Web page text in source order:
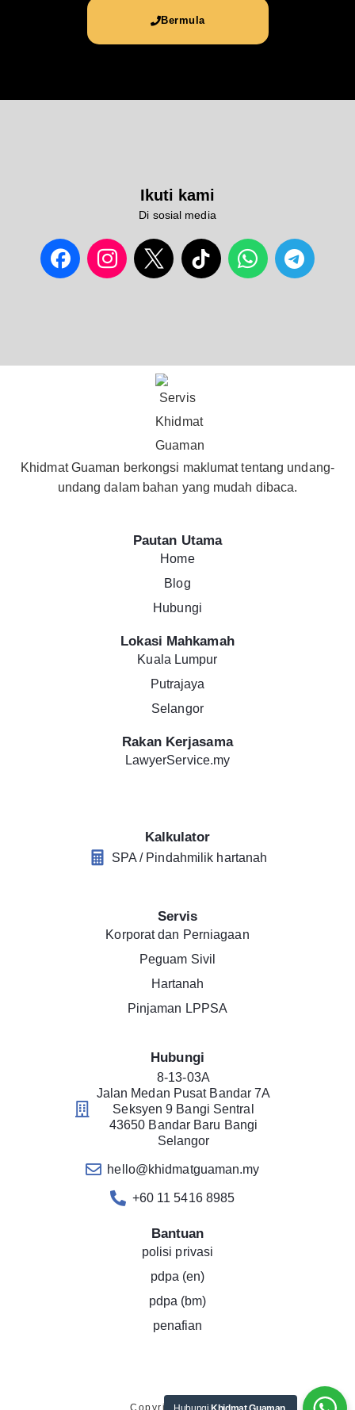
Bermula
Ikuti kami
Di sosial media
Khidmat Guaman berkongsi maklumat tentang undang-
undang dalam bahan yang mudah dibaca.
Pautan Utama
Home
Blog
Hubungi
Lokasi Mahkamah
Kuala Lumpur
Putrajaya
Selangor
Rakan Kerjasama
LawyerService.my
Kalkulator
SPA / Pindahmilik hartanah
Servis
Korporat dan Perniagaan
Peguam Sivil
Hartanah
Pinjaman LPPSA
Hubungi
8-13-03A
Jalan Medan Pusat Bandar 7A
Seksyen 9 Bangi Sentral
43650 Bandar Baru Bangi
Selangor
hello@khidmatguaman.my
+60 11 5416 8985
Bantuan
polisi privasi
pdpa (en)
pdpa (bm)
penafian
Copyright © 2019